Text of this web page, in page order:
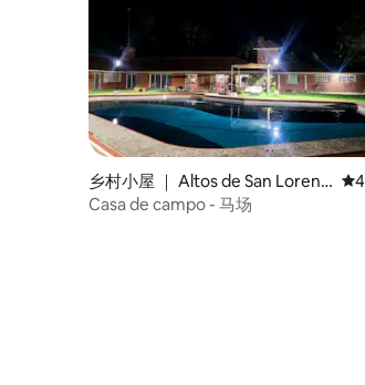
乡村小屋 ｜ Altos de San Lorenz
o
平
Casa de campo - 马场